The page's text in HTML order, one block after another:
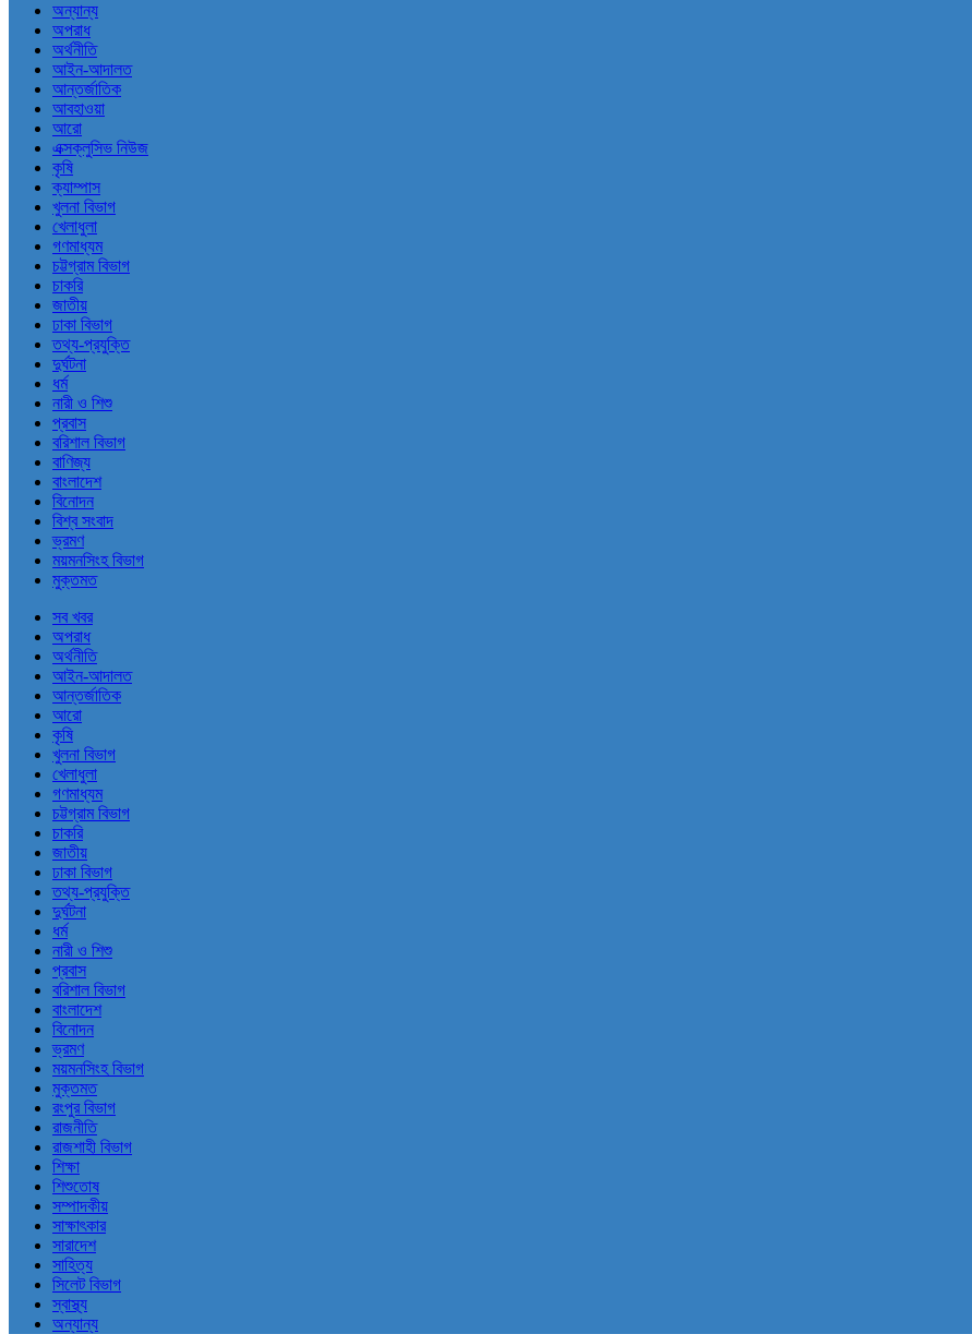
অন্যান্য
অপরাধ
অর্থনীতি
আইন-আদালত
আন্তর্জাতিক
আবহাওয়া
আরো
এক্সক্লুসিভ নিউজ
কৃষি
ক্যাম্পাস
খুলনা বিভাগ
খেলাধুলা
গণমাধ্যম
চট্টগ্রাম বিভাগ
চাকরি
জাতীয়
ঢাকা বিভাগ
তথ্য-প্রযুক্তি
দুর্ঘটনা
ধর্ম
নারী ও শিশু
প্রবাস
বরিশাল বিভাগ
বাণিজ্য
বাংলাদেশ
বিনোদন
বিশ্ব সংবাদ
ভ্রমণ
ময়মনসিংহ বিভাগ
মুক্তমত
সব খবর
অপরাধ
অর্থনীতি
আইন-আদালত
আন্তর্জাতিক
আরো
কৃষি
খুলনা বিভাগ
খেলাধুলা
গণমাধ্যম
চট্টগ্রাম বিভাগ
চাকরি
জাতীয়
ঢাকা বিভাগ
তথ্য-প্রযুক্তি
দুর্ঘটনা
ধর্ম
নারী ও শিশু
প্রবাস
বরিশাল বিভাগ
বাংলাদেশ
বিনোদন
ভ্রমণ
ময়মনসিংহ বিভাগ
মুক্তমত
রংপুর বিভাগ
রাজনীতি
রাজশাহী বিভাগ
শিক্ষা
শিশুতোষ
সম্পাদকীয়
সাক্ষাৎকার
সারাদেশ
সাহিত্য
সিলেট বিভাগ
স্বাস্থ্য
অন্যান্য